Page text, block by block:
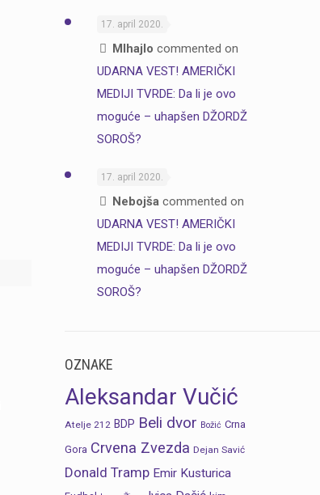
17. april 2020.
MIhajlo commented on
UDARNA VEST! AMERIČKI
MEDIJI TVRDE: Da li je ovo
moguće – uhapšen DŽORDŽ
SOROŠ?
17. april 2020.
Nebojšacommented on
UDARNA VEST! AMERIČKI
MEDIJI TVRDE: Da li je ovo
moguće – uhapšen DŽORDŽ
SOROŠ?
OZNAKE
Aleksandar Vučić
Atelje 212 BDP Beli dvor Božić Crna
Gora Crvena Zvezda Dejan Savić
Donald Tramp Emir Kusturica